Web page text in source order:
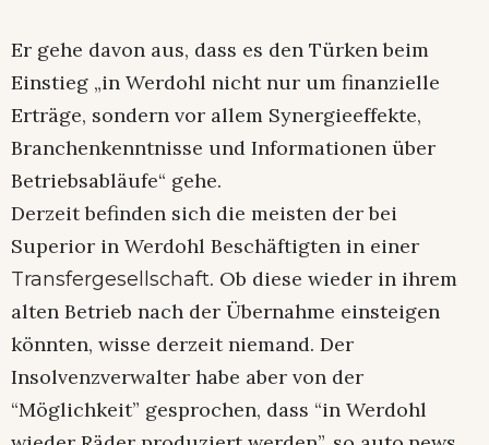
Er gehe davon aus, dass es den Türken beim
Einstieg „in Werdohl nicht nur um finanzielle
Erträge, sondern vor allem Synergieeffekte,
Branchenkenntnisse und Informationen über
Betriebsabläufe“ gehe.
Derzeit befinden sich die meisten der bei
Superior in Werdohl Beschäftigten in einer
Transfergesellschaft. Ob diese wieder in ihrem
alten Betrieb nach der Übernahme einsteigen
könnten, wisse derzeit niemand. Der
Insolvenzverwalter habe aber von der
“Möglichkeit” gesprochen, dass “in Werdohl